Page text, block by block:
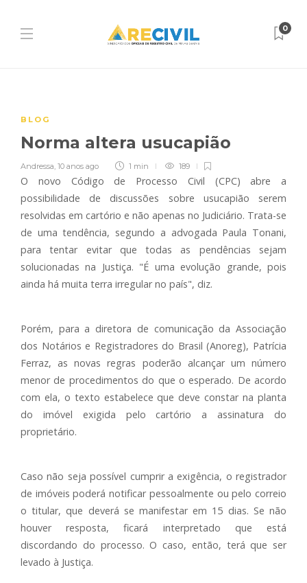
0
BLOG
Norma altera usucapião
Andressa, 10 anos ago 1 min 189
O novo Código de Processo Civil (CPC) abre a
possibilidade de discussões sobre usucapião serem
resolvidas em cartório e não apenas no Judiciário. Trata-se
de uma tendência, segundo a advogada Paula Tonani,
para tentar evitar que todas as pendências sejam
solucionadas na Justiça. "É uma evolução grande, pois
ainda há muita terra irregular no país", diz.
Porém, para a diretora de comunicação da Associação
dos Notários e Registradores do Brasil (Anoreg), Patrícia
Ferraz, as novas regras poderão alcançar um número
menor de procedimentos do que o esperado. De acordo
com ela, o texto estabelece que deve constar na planta
do imóvel exigida pelo cartório a assinatura do
proprietário.
Caso não seja possível cumprir a exigência, o registrador
de imóveis poderá notificar pessoalmente ou pelo correio
o titular, que deverá se manifestar em 15 dias. Se não
houver resposta, ficará interpretado que está
discordando do processo. O caso, então, terá que ser
levado à Justiça.